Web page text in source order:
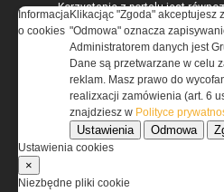
Korzystanie z portalu jest
z zaakceptowaniem warunków
przez Grupa MEDIUM Spółka z
odpowiedzialnością Spółka
0000537655, NIP 1132860378,
(zwana dalej Grupa MEDIUM) w
Przeczytaj regulamin
Informacja
o cookies
Klikacjąc "Zgoda" akceptujesz
"Odmowa" oznacza
Administratorem danych jest
Dane są przetwarzane w celu
reklam. Masz prawo do
realizxacji zamówienia (art. 6
znajdziesz w Polityce
Ustawienia Odmowa
Ustawienia cookies
×
Niezbędne pliki cookie